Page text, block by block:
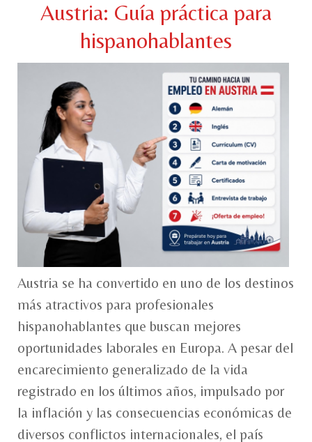
Austria: Guía práctica para
hispanohablantes
Austria se ha convertido en uno de los destinos
más atractivos para profesionales
hispanohablantes que buscan mejores
oportunidades laborales en Europa. A pesar del
encarecimiento generalizado de la vida
registrado en los últimos años, impulsado por
la inflación y las consecuencias económicas de
diversos conflictos internacionales, el país